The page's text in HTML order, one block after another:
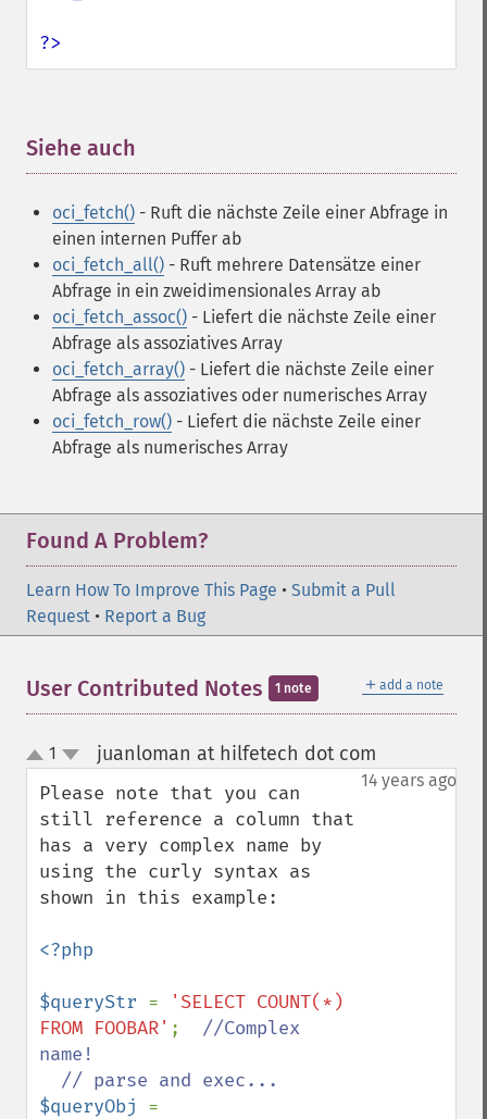
?>
Siehe auch
oci_fetch() - Ruft die nächste Zeile einer Abfrage in
einen internen Puffer ab
oci_fetch_all() - Ruft mehrere Datensätze einer
Abfrage in ein zweidimensionales Array ab
oci_fetch_assoc() - Liefert die nächste Zeile einer
Abfrage als assoziatives Array
oci_fetch_array() - Liefert die nächste Zeile einer
Abfrage als assoziatives oder numerisches Array
oci_fetch_row() - Liefert die nächste Zeile einer
Abfrage als numerisches Array
Found A Problem?
Learn How To Improve This Page • Submit a Pull
Request • Report a Bug
＋ add a note
User Contributed Notes 1 note
up
down
1 juanloman at hilfetech dot com
14 years ago
Please note that you can
still reference a column that
has a very complex name by
using the curly syntax as
shown in this example:
<?php
$queryStr =
'SELECT COUNT(*)
FROM FOOBAR' ; //Complex
name!
$queryObj